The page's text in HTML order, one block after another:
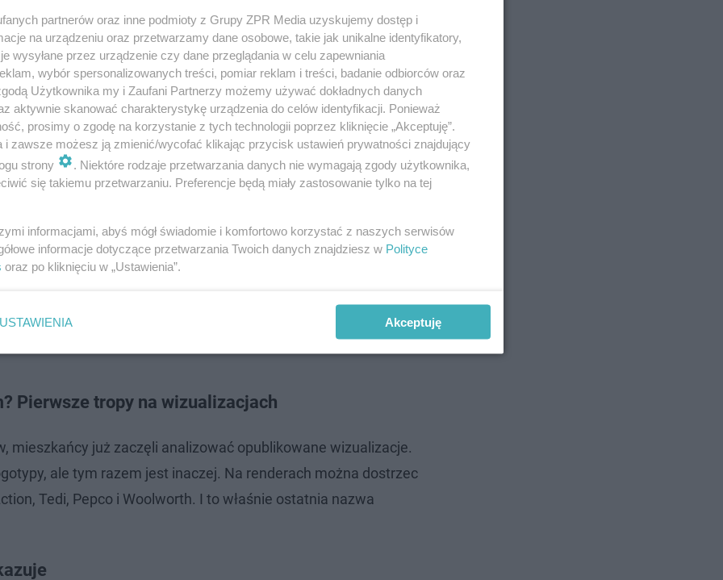
Gdzie jest taniej?
Gdzie zapłacisz mniej za …
Mierzynaw ciągu drogi krajowej nr 10, co dodatkowo
Group, informuje, że cały park handlowy powstaje na
W skład inwestycji wejdą trzy budynki o łącznej
w tym supermarket znanej sieci oraz restauracja
Pierwsze tropy na wizualizacjach
mieszkańcy już zaczęli analizować opublikowane wizualizacje.
ale tym razem jest inaczej. Na renderach można dostrzec
Tedi, Pepco i Woolworth. I to właśnie ostatnia nazwa
partnerów oraz inne podmioty z Grupy ZPR Media uzyskujemy dostęp i
na urządzeniu oraz przetwarzamy dane osobowe, takie jak unikalne identyfikatory,
wysyłane przez urządzenie czy dane przeglądania w celu zapewniania
wybór spersonalizowanych treści, pomiar reklam i treści, badanie odbiorców oraz
Użytkownika my i Zaufani Partnerzy możemy używać dokładnych danych
aktywnie skanować charakterystykę urządzenia do celów identyfikacji. Ponieważ
prosimy o zgodę na korzystanie z tych technologii poprzez kliknięcie „Akceptuję”.
i zawsze możesz ją zmienić/wycofać klikając przycisk ustawień prywatności znajdujący
strony
. Niektóre rodzaje przetwarzania danych nie wymagają zgody użytkownika,
się takiemu przetwarzaniu. Preferencje będą miały zastosowanie tylko na tej
informacjami, abyś mógł świadomie i komfortowo korzystać z naszych serwisów
informacje dotyczące przetwarzania Twoich danych znajdziesz w Polityce
oraz po kliknięciu w „Ustawienia”.
USTAWIENIA Akceptuję